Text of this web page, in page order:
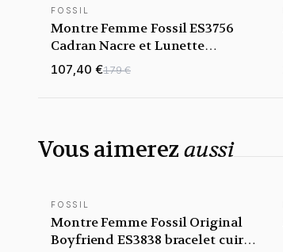
FOSSIL
Montre Femme Fossil ES3756
Cadran Nacre et Lunette
Cristaux Dorée
107,40 €179 €
Vous aimerezaussi
FOSSIL
Montre Femme Fossil Original
Boyfriend ES3838 bracelet cuir